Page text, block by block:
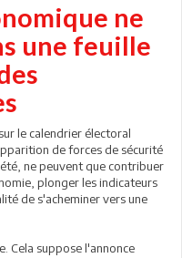
ne
une feuille
le calendrier électoral
de forces de sécurité
ne peuvent que contribuer
plonger les indicateurs
de s'acheminer vers une
Cela suppose l'annonce